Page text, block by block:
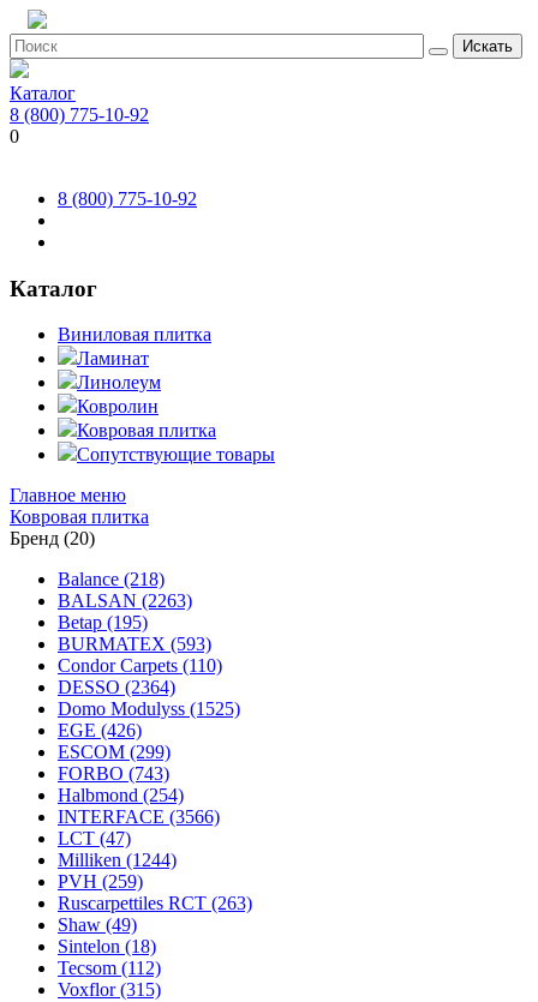
Искать
Каталог
8 (800) 775-10-92
0
8 (800) 775-10-92
Каталог
Виниловая плитка
Ламинат
Линолеум
Ковролин
Ковровая плитка
Сопутствующие товары
Главное меню
Ковровая плитка
Бренд (20)
Balance (218)
BALSAN (2263)
Betap (195)
BURMATEX (593)
Condor Carpets (110)
DESSO (2364)
Domo Modulyss (1525)
EGE (426)
ESCOM (299)
FORBO (743)
Halbmond (254)
INTERFACE (3566)
LCT (47)
Milliken (1244)
PVH (259)
Ruscarpettiles RCT (263)
Shaw (49)
Sintelon (18)
Tecsom (112)
Voxflor (315)